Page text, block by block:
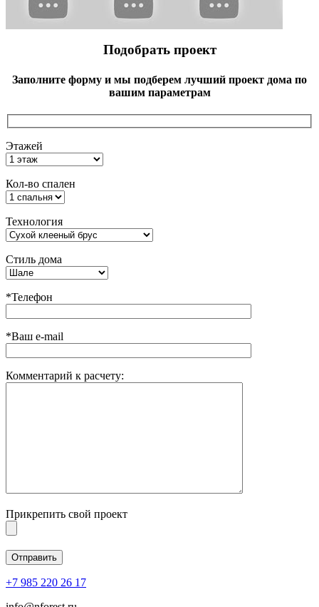
Подобрать проект
Заполните форму и мы подберем лучший проект дома по
вашим параметрам
Этажей
Кол-во спален
Технология
Стиль дома
*Телефон
*Ваш e-mail
Комментарий к расчету:
Прикрепить свой проект
+7 985 220 26 17